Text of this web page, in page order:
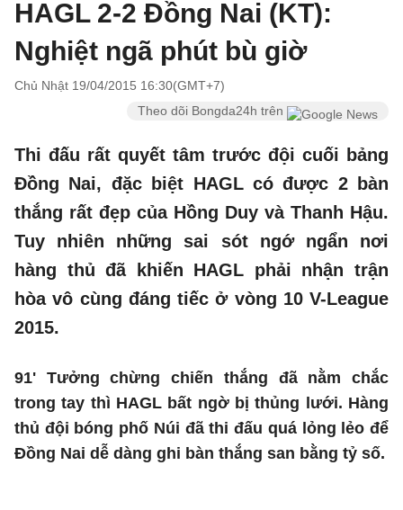
HAGL 2-2 Đồng Nai (KT):
Nghiệt ngã phút bù giờ
Chủ Nhật 19/04/2015 16:30(GMT+7)
Theo dõi Bongda24h trên
Thi đấu rất quyết tâm trước đội cuối bảng
Đồng Nai, đặc biệt HAGL có được 2 bàn
thắng rất đẹp của Hồng Duy và Thanh Hậu.
Tuy nhiên những sai sót ngớ ngẩn nơi
hàng thủ đã khiến HAGL phải nhận trận
hòa vô cùng đáng tiếc ở vòng 10 V-League
2015.
91' Tưởng chừng chiến thắng đã nằm chắc
trong tay thì HAGL bất ngờ bị thủng lưới. Hàng
thủ đội bóng phố Núi đã thi đấu quá lỏng lẻo để
Đồng Nai dễ dàng ghi bàn thắng san bằng tỷ số.